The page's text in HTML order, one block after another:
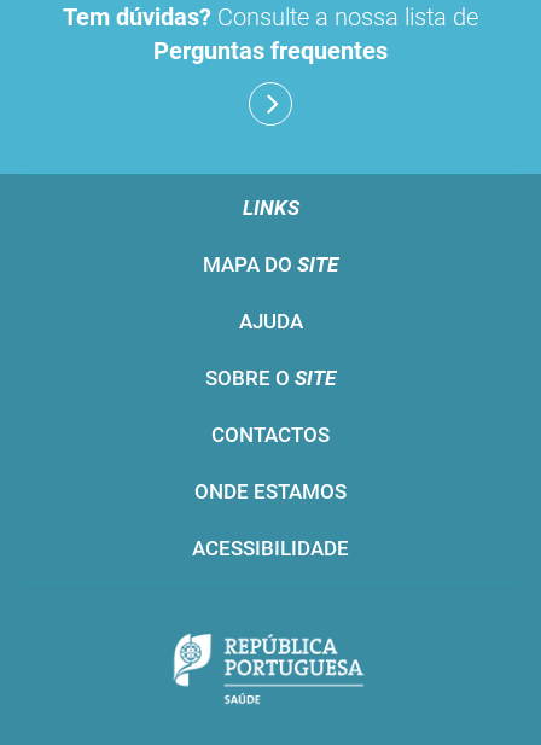
Tem dúvidas? Consulte a nossa lista de
Perguntas frequentes
LINKS
MAPA DO SITE
AJUDA
SOBRE O SITE
CONTACTOS
ONDE ESTAMOS
ACESSIBILIDADE